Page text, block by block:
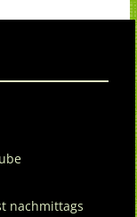
nachmittags